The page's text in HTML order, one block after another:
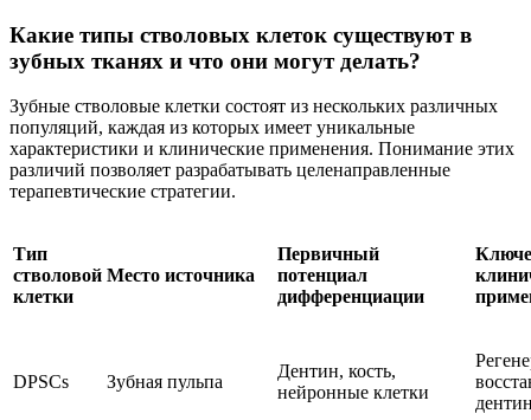
Какие типы стволовых клеток существуют в
зубных тканях и что они могут делать?
Зубные стволовые клетки состоят из нескольких различных
популяций, каждая из которых имеет уникальные
характеристики и клинические применения. Понимание этих
различий позволяет разрабатывать целенаправленные
терапевтические стратегии.
Тип
стволовой
клетки
Место источника
Первичный
потенциал
дифференциации
DPSCs Зубная пульпа
Дентин, кость,
нейронные клетки